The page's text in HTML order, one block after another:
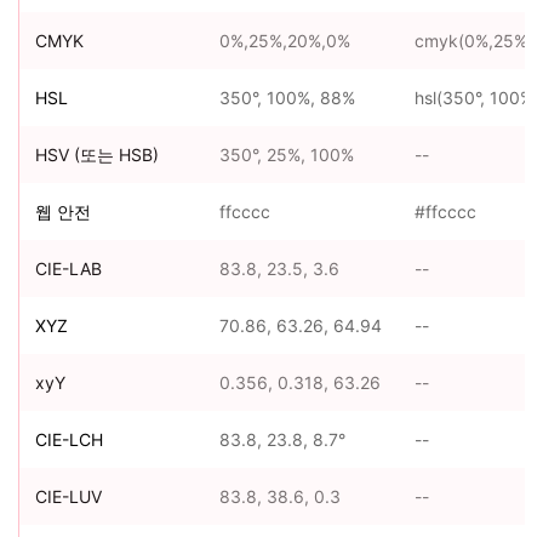
CMYK 0%,25%,20%,0%
HSL 350°, 100%, 88% hsl(350°,
HSV (또는 HSB) 350°, 25%, 100% --
웹 안전 ffcccc #ffcccc
CIE-LAB 83.8, 23.5, 3.6 --
XYZ 70.86, 63.26, 64.94 --
xyY 0.356, 0.318, 63.26 --
CIE-LCH 83.8, 23.8, 8.7° --
CIE-LUV 83.8, 38.6, 0.3 --